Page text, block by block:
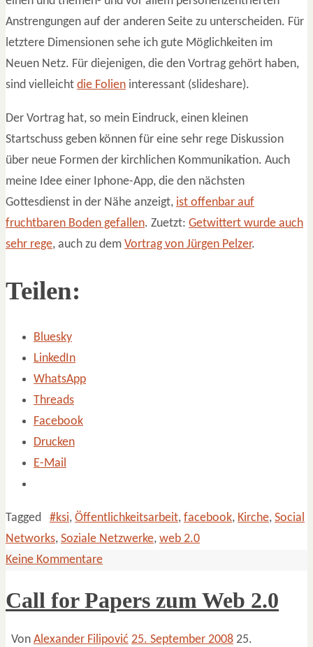
Anstrengungen auf der anderen Seite zu unterscheiden. Für
letztere Dimensionen sehe ich gute Möglichkeiten im
Neuen Netz. Für diejenigen, die den Vortrag gehört haben,
sind vielleicht die Folien interessant (slideshare).
Der Vortrag hat, so mein Eindruck, einen kleinen
Startschuss geben können für eine sehr rege Diskussion
über neue Formen der kirchlichen Kommunikation. Auch
meine Idee einer Iphone-App, die den nächsten
Gottesdienst in der Nähe anzeigt, ist offenbar auf
fruchtbaren Boden gefallen. Zuetzt: Getwittert wurde auch
sehr rege, auch zu dem Vortrag von Jürgen Pelzer.
Teilen:
Bluesky
LinkedIn
WhatsApp
Threads
Facebook
Drucken
E-Mail
Tagged #ksi, Öffentlichkeitsarbeit, facebook, Kirche, Social
Networks, Soziale Netzwerke, web 2.0
Keine Kommentare
Call for Papers zum Web 2.0
Von Alexander Filipović 25. September 2008 25.